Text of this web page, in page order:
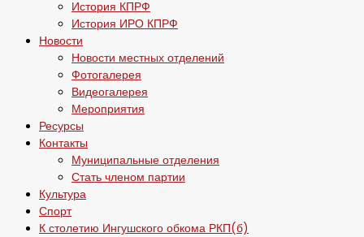
История КПРФ
История ИРО КПРФ
Новости
Новости местных отделений
Фотогалерея
Видеогалерея
Мероприятия
Ресурсы
Контакты
Муниципальные отделения
Стать членом партии
Культура
Спорт
К столетию Ингушского обкома РКП(б)